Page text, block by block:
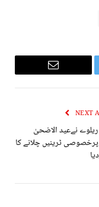
Email
NEXT
نےعید الاضحیٰ
ٹرینیں چلانے کا